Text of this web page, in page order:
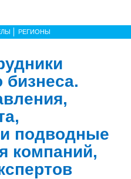
РЕГИОНЫ
бизнеса.
подводные
компаний,